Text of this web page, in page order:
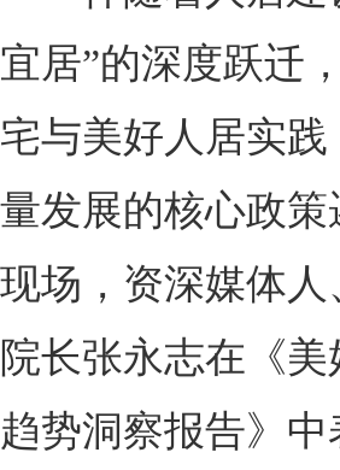
宜居”的深度跃迁
宅与美好人居实
量发展的核心政
现场，资深媒体
院长张永志在《
趋势洞察报告》